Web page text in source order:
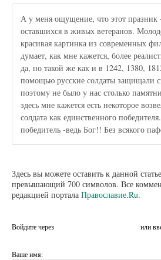
А у меня ощущение, что этот празник
оставшихся в живых ветеранов.
красивая картинка из современных
думает, как мне кажется, более
да, но такой же как и в 1242, 1380,
помощью русские солдаты защищали
поэтому не было у нас столько
здесь мне кажется есть некоторое
солдата как единственного
победитель -ведь Бог!! Без всякого
Здесь вы можете оставить к данной
превышающий 700 символов. Все
редакцией портала Православие.Ru.
Войдите через или
Ваше имя: